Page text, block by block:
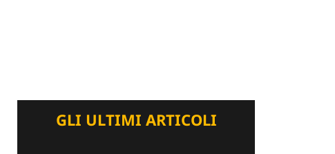
GLI ULTIMI ARTICOLI